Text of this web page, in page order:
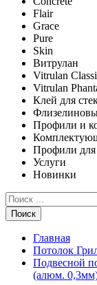
Flair
Grace
Pure
Skin
Витрулан
Vitrulan
Vitrulan
Клей для
Профили и
Профили для
Услуги
Новинки
Поиск
Главная
Потолок
Подвесной
(алюм.